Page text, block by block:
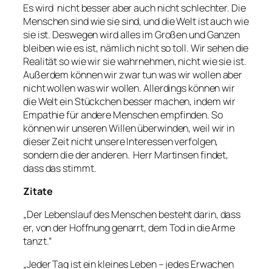
Es wird nicht besser aber auch nicht schlechter. Die
Menschen sind wie sie sind, und die Welt ist auch wie
sie ist. Deswegen wird alles im Großen und Ganzen
bleiben wie es ist, nämlich nicht so toll. Wir sehen die
Realität so wie wir sie wahrnehmen, nicht wie sie ist.
Außerdem können wir zwar tun was wir wollen aber
nicht wollen was wir wollen. Allerdings können wir
die Welt ein Stückchen besser machen, indem wir
Empathie für andere Menschen empfinden. So
können wir unseren Willen überwinden, weil wir in
dieser Zeit nicht unsere Interessen verfolgen,
sondern die der anderen. Herr Martinsen findet,
dass das stimmt.
Zitate
„Der Lebenslauf des Menschen besteht darin, dass
er, von der Hoffnung genarrt, dem Tod in die Arme
tanzt.“
„Jeder Tag ist ein kleines Leben – jedes Erwachen